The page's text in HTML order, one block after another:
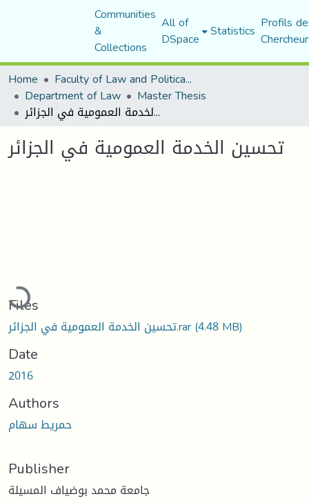
Communities
&
Collections
All of
DSpace Statistics Profils
Home
Faculty of Law and Political Science
Department of Law Master Thesis
تحسين الخدمة العمومية في الجزائر
تحسين الخدمة العمومية في الجزائر
Loading...
Files
تحسين الخدمة العمومية في الجزائر.rar(4.48 MB)
Date
2016
Authors
حمريط سهام
Publisher
جامعة محمد بوضياف المسيلة